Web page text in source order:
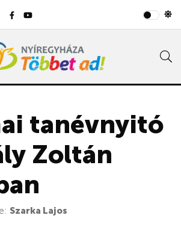
tanévnyitó
Zoltán
Szarka Lajos